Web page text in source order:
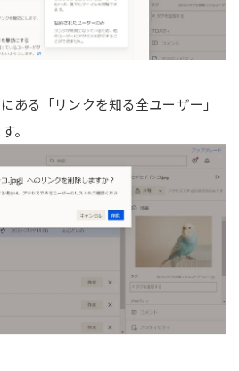
ある「リンクを知る全ユーザー」
。